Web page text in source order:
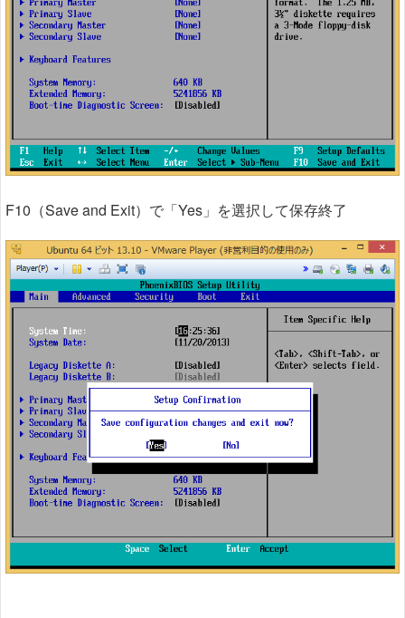
F10（Save and Exit）で「Yes」を選択して保存終了